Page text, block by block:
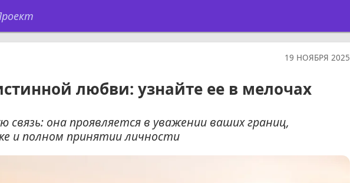
19 НОЯБРЯ 2025
любви: узнайте ее в мелочах
связь: она проявляется в уважении ваших границ,
и полном принятии личности